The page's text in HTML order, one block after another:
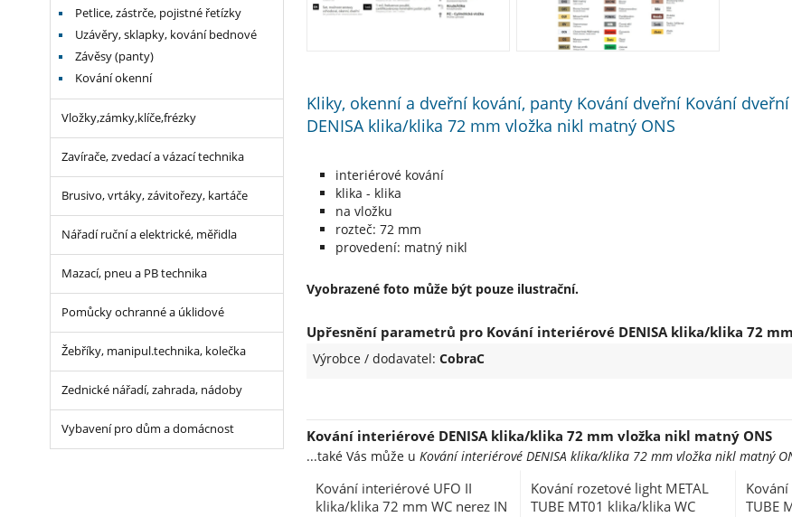
Kliky, okenní a dveřní kování, panty Kování dveřní Kování
DENISA klika/klika 72 mm vložka nikl matný ONS
interiérové kování
klika - klika
na vložku
rozteč: 72 mm
provedení: matný nikl
Vyobrazené foto může být pouze ilustrační.
Upřesnění parametrů pro Kování interiérové DENISA klika/klika 72
Výrobce / dodavatel: CobraC
Kování interiérové DENISA klika/klika 72 mm vložka nikl matný ONS
...také Vás může u Kování interiérové DENISA klika/klika 72 mm vložka nikl matný
Kování interiérové UFO II
klika/klika 72 mm WC nerez IN
Kování rozetové light METAL
TUBE MT01 klika/klika WC
TUBE
Petlice, zástrče, pojistné řetízky
Uzávěry, sklapky, kování bednové
Závěsy (panty)
Kování okenní
Vložky,zámky,klíče,frézky
Zavírače, zvedací a vázací technika
Brusivo, vrtáky, závitořezy, kartáče
Nářadí ruční a elektrické, měřidla
Mazací, pneu a PB technika
Pomůcky ochranné a úklidové
Žebříky, manipul.technika, kolečka
Zednické nářadí, zahrada, nádoby
Vybavení pro dům a domácnost